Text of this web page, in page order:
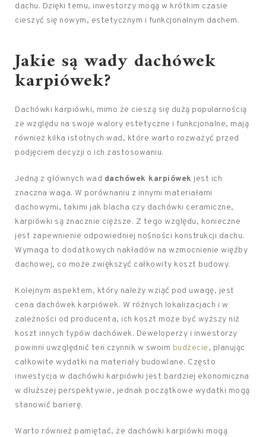
dachu. Dzięki temu, inwestorzy mogą w krótkim czasie
cieszyć się nowym, estetycznym i funkcjonalnym dachem.
Jakie są wady dachówek
karpiówek?
Dachówki karpiówki, mimo że cieszą się dużą popularnością
ze względu na swoje walory estetyczne i funkcjonalne, mają
również kilka istotnych wad, które warto rozważyć przed
podjęciem decyzji o ich zastosowaniu.
Jedną z głównych wad dachówek karpiówek jest ich
znaczna waga. W porównaniu z innymi materiałami
dachowymi, takimi jak blacha czy dachówki ceramiczne,
karpiówki są znacznie cięższe. Z tego względu, konieczne
jest zapewnienie odpowiedniej nośności konstrukcji dachu.
Wymaga to dodatkowych nakładów na wzmocnienie więźby
dachowej, co może zwiększyć całkowity koszt budowy.
Kolejnym aspektem, który należy wziąć pod uwagę, jest
cena dachówek karpiówek. W różnych lokalizacjach i w
zależności od producenta, ich koszt może być wyższy niż
koszt innych typów dachówek. Deweloperzy i inwestorzy
powinni uwzględnić ten czynnik w swoim budżecie, planując
całkowite wydatki na materiały budowlane. Często
inwestycja w dachówki karpiówki jest bardziej ekonomiczna
w dłuższej perspektywie, jednak początkowe wydatki mogą
stanowić barierę.
Warto również pamiętać, że dachówki karpiówki mogą